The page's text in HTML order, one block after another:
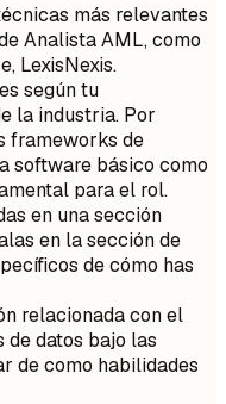
más relevantes
Analista AML, como
LexisNexis.
según tu
la industria. Por
frameworks de
software básico como
para el rol.
en una sección
en la sección de
de cómo has
relacionada con el
datos bajo las
de como habilidades